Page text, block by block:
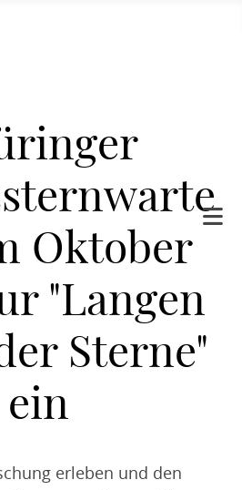
Oktober
"Langen
Sterne"
ein
erleben und den